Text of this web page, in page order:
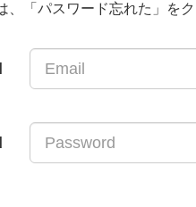
、「パスワード忘れた」を